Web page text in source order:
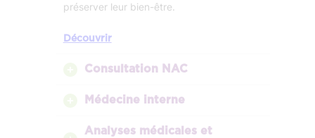
préserver leur bien-être.
Découvrir
Consultation NAC
Médecine interne
Analyses médicales et